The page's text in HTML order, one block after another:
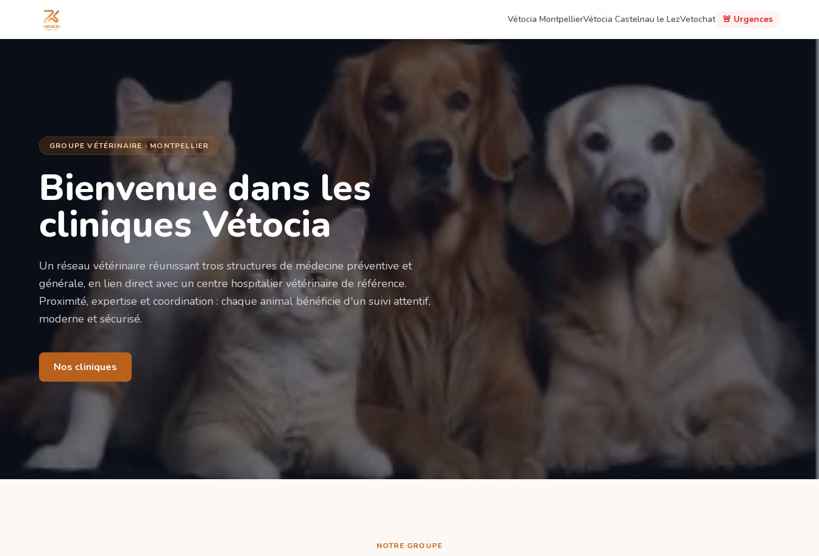
Vétocia MontpellierVétocia Castelnau le LezVetochat 🚨 Urgences
GROUPE VÉTÉRINAIRE · MONTPELLIER
Bienvenue dans les
cliniques Vétocia
Un réseau vétérinaire réunissant trois structures de médecine préventive et
générale, en lien direct avec un centre hospitalier vétérinaire de référence.
Proximité, expertise et coordination : chaque animal bénéficie d'un suivi attentif,
moderne et sécurisé.
Nos cliniques
NOTRE GROUPE